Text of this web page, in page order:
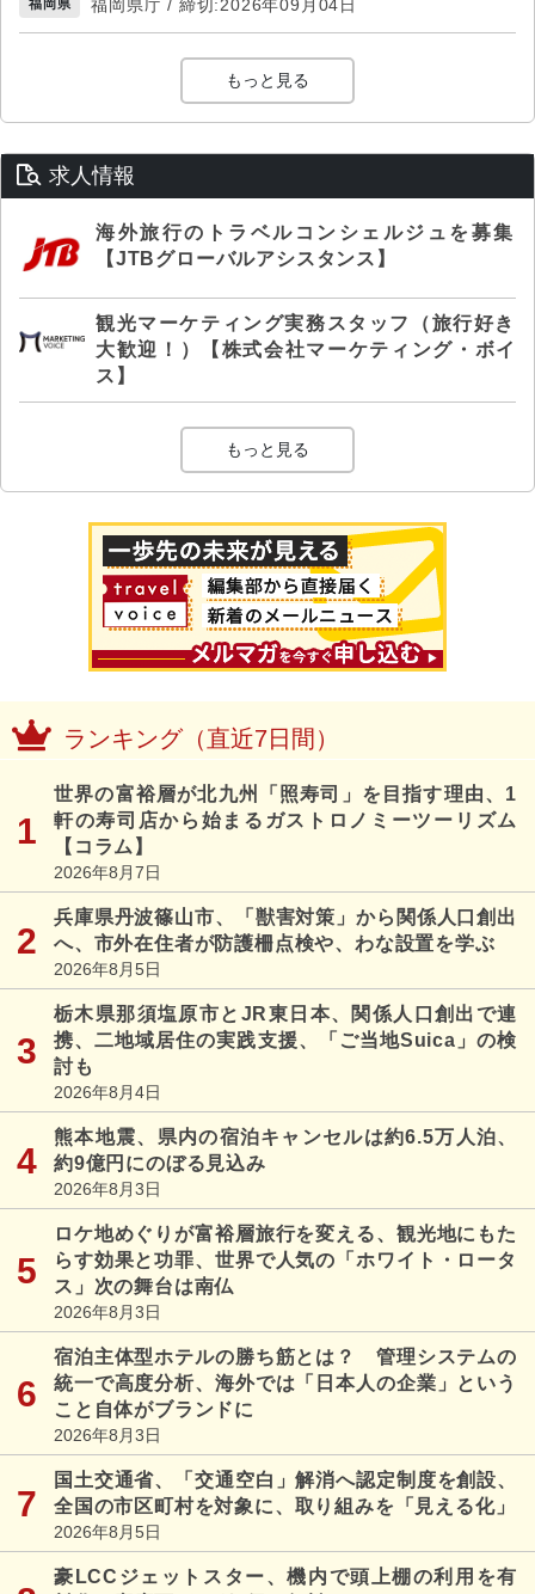
福岡県 福岡県庁 / 締切:2026年09月04日
もっと見る
求人情報
海外旅行のトラベルコンシェルジュを募集
【JTBグローバルアシスタンス】
観光マーケティング実務スタッフ（旅行好き
大歓迎！）【株式会社マーケティング・ボイ
ス】
もっと見る
ランキング（直近7日間）
世界の富裕層が北九州「照寿司」を目指す理由、1
軒の寿司店から始まるガストロノミーツーリズム
【コラム】
2026年8月7日
兵庫県丹波篠山市、「獣害対策」から関係人口創出
へ、市外在住者が防護柵点検や、わな設置を学ぶ
2026年8月5日
栃木県那須塩原市とJR東日本、関係人口創出で連
携、二地域居住の実践支援、「ご当地Suica」の検
討も
2026年8月4日
熊本地震、県内の宿泊キャンセルは約6.5万人泊、
約9億円にのぼる見込み
2026年8月3日
ロケ地めぐりが富裕層旅行を変える、観光地にもた
らす効果と功罪、世界で人気の「ホワイト・ロータ
ス」次の舞台は南仏
2026年8月3日
宿泊主体型ホテルの勝ち筋とは？ 管理システムの
統一で高度分析、海外では「日本人の企業」という
こと自体がブランドに
2026年8月3日
国土交通省、「交通空白」解消へ認定制度を創設、
全国の市区町村を対象に、取り組みを「見える化」
2026年8月5日
豪LCCジェットスター、機内で頭上棚の利用を有